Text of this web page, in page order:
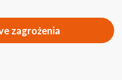
zagrożenia